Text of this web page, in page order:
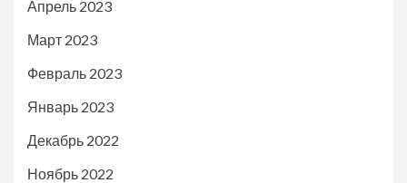
Апрель 2023
Март 2023
Февраль 2023
Январь 2023
Декабрь 2022
Ноябрь 2022